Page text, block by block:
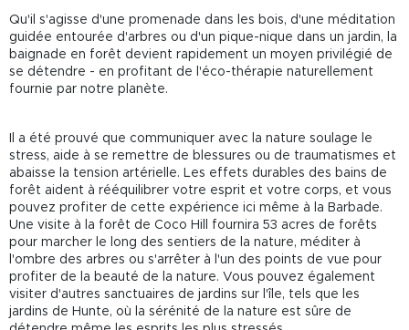
Qu'il s'agisse d'une promenade dans les bois, d'une méditation
guidée entourée d'arbres ou d'un pique-nique dans un jardin, la
baignade en forêt devient rapidement un moyen privilégié de
se détendre - en profitant de l'éco-thérapie naturellement
fournie par notre planète.
Il a été prouvé que communiquer avec la nature soulage le
stress, aide à se remettre de blessures ou de traumatismes et
abaisse la tension artérielle. Les effets durables des bains de
forêt aident à rééquilibrer votre esprit et votre corps, et vous
pouvez profiter de cette expérience ici même à la Barbade.
Une visite à la forêt de Coco Hill fournira 53 acres de forêts
pour marcher le long des sentiers de la nature, méditer à
l'ombre des arbres ou s'arrêter à l'un des points de vue pour
profiter de la beauté de la nature. Vous pouvez également
visiter d'autres sanctuaires de jardins sur l'île, tels que les
jardins de Hunte, où la sérénité de la nature est sûre de